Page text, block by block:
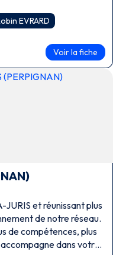
: droit commercial,
droit pénal des
Dans chacune
dans le domaine
contrats, qu’en
en justice.
EVRARD
Voir la fiche
JURIS et réunissant plus
de notre réseau.
de compétences, plus
dans votre